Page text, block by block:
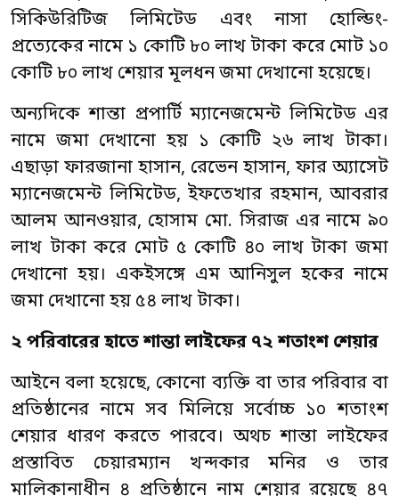
সিকিউরিটিজ লিমিটেড এবং নাসা হোল্ডিং-
প্রত্যেকের নামে ১ কোটি ৮০ লাখ টাকা করে মোট ১০
কোটি ৮০ লাখ শেয়ার মূলধন জমা দেখানো হয়েছে।
অন্যদিকে শান্তা প্রপার্টি ম্যানেজমেন্ট লিমিটেড এর
নামে জমা দেখানো হয় ১ কোটি ২৬ লাখ টাকা।
এছাড়া ফারজানা হাসান, রেভেন হাসান, ফার অ্যাসেট
ম্যানেজমেন্ট লিমিটেড, ইফতেখার রহমান, আবরার
আলম আনওয়ার, হোসাম মো. সিরাজ এর নামে ৯০
লাখ টাকা করে মোট ৫ কোটি ৪০ লাখ টাকা জমা
দেখানো হয়। একইসঙ্গে এম আনিসুল হকের নামে
জমা দেখানো হয় ৫৪ লাখ টাকা।
২ পরিবারেরহাতেশান্তা লাইফের ৭২ শতাংশ শেয়ার
আইনে বলা হয়েছে, কোনো ব্যক্তি বা তার পরিবার বা
প্রতিষ্ঠানের নামে সব মিলিয়ে সর্বোচ্চ ১০ শতাংশ
শেয়ার ধারণ করতে পারবে। অথচ শান্তা লাইফের
প্রস্তাবিত চেয়ারম্যান খন্দকার মনির ও তার
মালিকানাধীন ৪ প্রতিষ্ঠানে নাম শেয়ার রয়েছে ৪৭